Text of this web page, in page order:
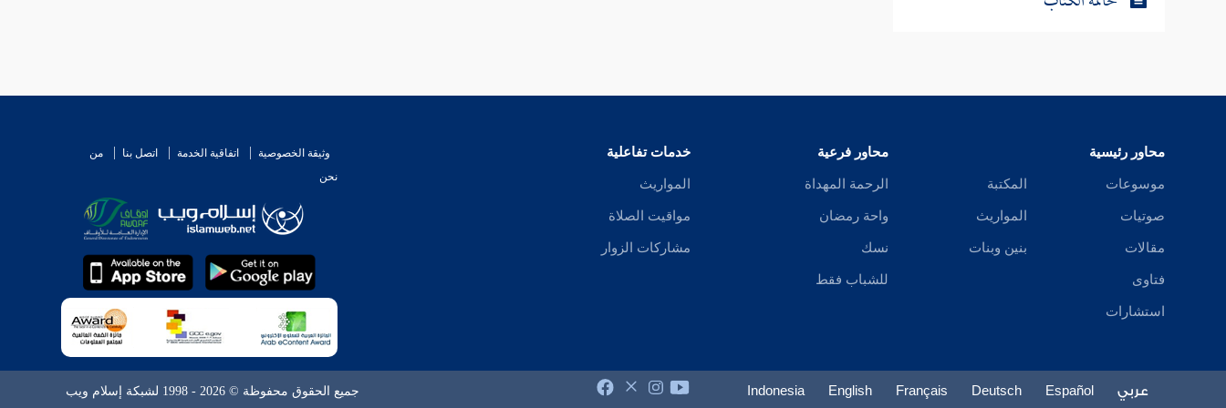
محاور رئيسية
موسوعات
صوتيات
مقالات
فتاوى
استشارات
المكتبة
المواريث
بنين وبنات
محاور فرعية
الرحمة المهداة
واحة رمضان
نسك
للشباب فقط
خدمات تفاعلية
المواريث
مواقيت الصلاة
مشاركات الزوار
وثيقة الخصوصية اتفاقية الخدمة اتصل بنا
من
نحن
عربي Español
Deutsch
Français
English
Indonesia جميع الحقوق محفوظة © 2026 - 1998 لشبكة إسلام ويب